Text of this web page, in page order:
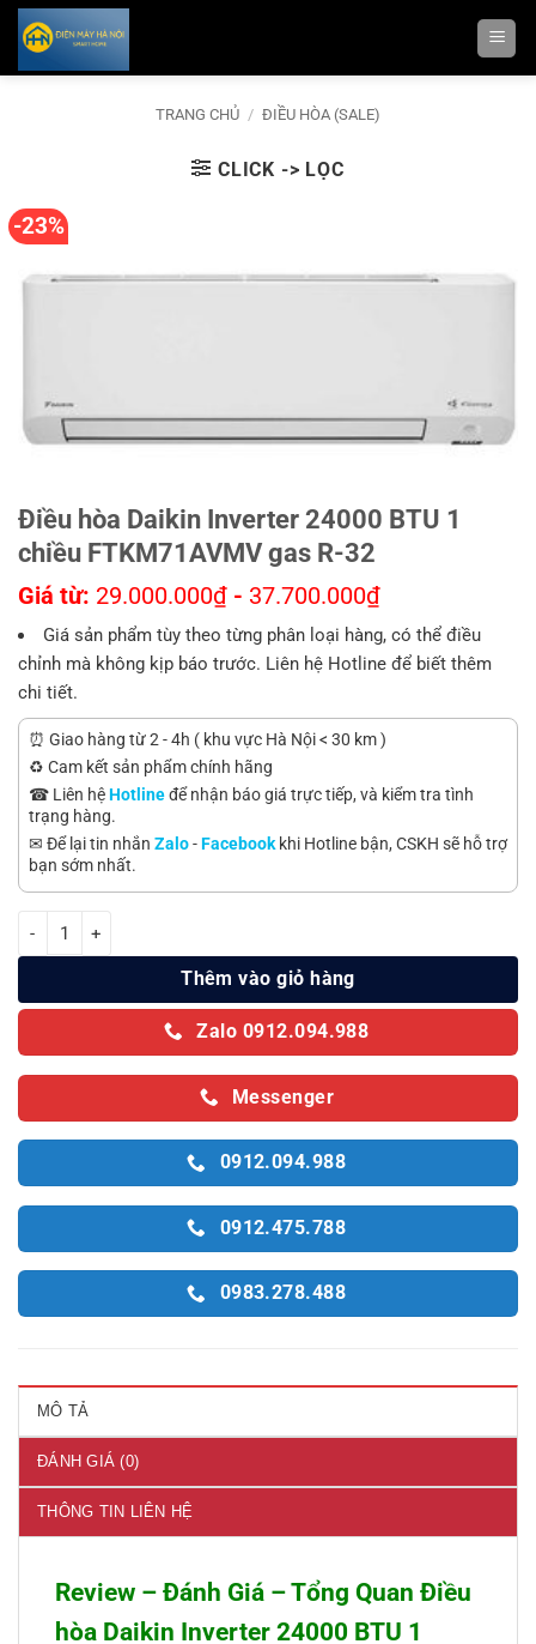
Bỏ
qua
nội
TRANG CHỦ / ĐIỀU HÒA (SALE)
CLICK -> LỌC
-23%
Điều hòa Daikin Inverter 24000 BTU 1
chiều FTKM71AVMV gas R-32
Giá từ: 29.000.000₫ - 37.700.000₫
Giá sản phẩm tùy theo từng phân loại hàng, có thể điều
chỉnh mà không kịp báo trước. Liên hệ Hotline để biết thêm
chi tiết.
⏰ Giao hàng từ 2 - 4h ( khu vực Hà Nội < 30 km )
♻️ Cam kết sản phẩm chính hãng
☎ Liên hệHotlineđể nhận báo giá trực tiếp, và kiểm tra tình
trạng hàng.
✉ Để lại tin nhắn Zalo-Facebook khi Hotline bận, CSKH sẽ hỗ trợ
bạn sớm nhất.
Điều hòa Daikin Inverter 24000 BTU 1 chiều FTKM71AVMV gas R-
Thêm vào giỏ hàng
Zalo 0912.094.988
Messenger
0912.094.988
0912.475.788
0983.278.488
MÔ TẢ
ĐÁNH GIÁ (0)
THÔNG TIN LIÊN HỆ
Review – Đánh Giá – Tổng Quan Điều
hòa Daikin Inverter 24000 BTU 1